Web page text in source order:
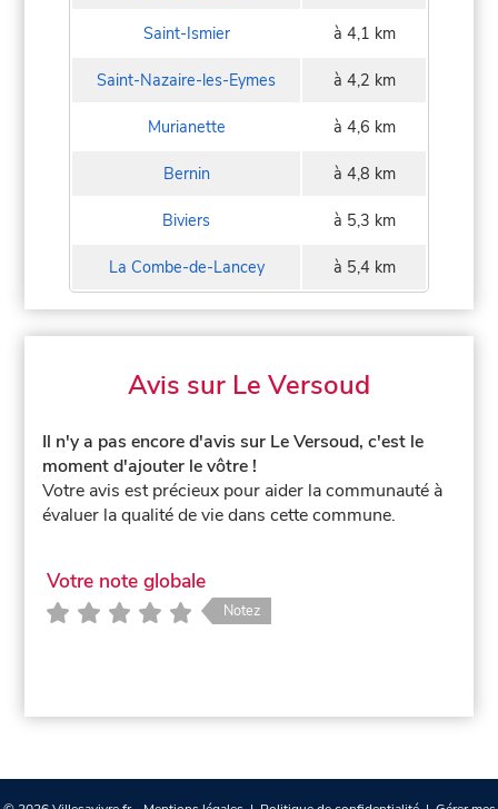
Saint-Ismier à 4,1 km
Saint-Nazaire-les-Eymes à 4,2 km
Murianette à 4,6 km
Bernin à 4,8 km
Biviers à 5,3 km
La Combe-de-Lancey à 5,4 km
Avis sur Le Versoud
Il n'y a pas encore d'avis sur Le Versoud, c'est le
moment d'ajouter le vôtre !
Votre avis est précieux pour aider la communauté à
évaluer la qualité de vie dans cette commune.
Votre note globale
Notez